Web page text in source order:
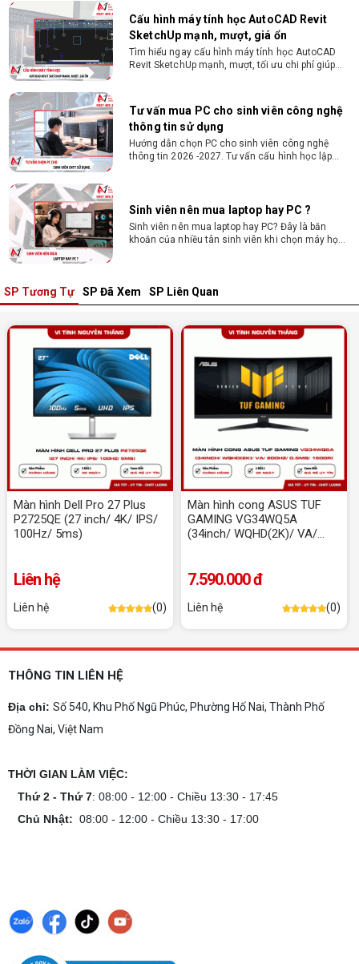
Tư vấn mua PC cho sinh viên công nghệ
thông tin sử dụng
Hướng dẫn chọn PC cho sinh viên công nghệ
thông tin 2026 -2027. Tư vấn cấu hình học lập
Sinh viên nên mua laptop hay PC ?
Sinh viên nên mua laptop hay PC? Đây là băn
khoăn của nhiều tân sinh viên khi chọn máy học
Laptop Sinh Viên 15–20 Triệu 2026: Cấu
Hình Nào Đáng Tiền?
Tìm laptop sinh viên 15–20 triệu phù hợp ngành
Tổng hợp 7 laptop sinh viên dưới 15 triệu
Bạn tìm laptop cho sinh viên dưới 15 triệu mượt
laptop bền, cấu hình mạnh cho sinh viên sử dụng
4 năm đại học.
Dịch vụ build PC đồ họa tại Đồng Nai theo
yêu cầu, giá tốt, uy tín
Dịch vụ build PC đồ họa tại Đồng Nai theo yêu
cầu uy tín, tối ưu cấu hình xử lý 3D và dựng video
mượt mà. Đăng ký nhận tư vấn và báo giá chi tiết
ngay.
10+ Mẫu laptop học sinh, sinh viên nên
mua 2026
Gợi ý 10+ mẫu laptop cho học sinh sinh viên
2026 theo ngân sách và ngành học: tiêu chí
chọn, cấu hình nên có và cách kiểm tra máy
Dịch vụ build PC gaming tại Đồng Nai uy
tín, chuyên nghiệp
Dịch vụ build PC gaming tại Đồng Nai uy tín, cấu
hình mạnh, tối ưu chi phí, test máy tại chỗ. Khám
phá ngay địa chỉ tư vấn và lắp đặt dàn PC chơi
phù hợp, đảm bảo hệ thống vận hành ổn định và
khi build: socket CPU mainboard, chuẩn RAM,
nguồn cho VGA và kích thước case. Có checklist
copy nhanh.
SP Tương Tự SP Đã Xem SP Liên Quan
Màn hình Dell Pro 27 Plus
P2725QE (27 inch/ 4K/ IPS/
100Hz/ 5ms)
Liên hệ
Liên hệ (0)
Màn hình cong ASUS TUF
GAMING VG34WQ5A
(34inch/ WQHD(2K)/ VA/
7.590.000 đ
Liên hệ (0)
THÔNG TIN LIÊN HỆ
Địa chỉ: Số 540, Khu Phố Ngũ Phúc, Phường Hố Nai, Thành Phố
Đồng Nai, Việt Nam
THỜI GIAN LÀM VIỆC:
Thứ 2 - Thứ 7: 08:00 - 12:00 - Chiều 13:30 - 17:45
Chủ Nhật: 08:00 - 12:00 - Chiều 13:30 - 17:00